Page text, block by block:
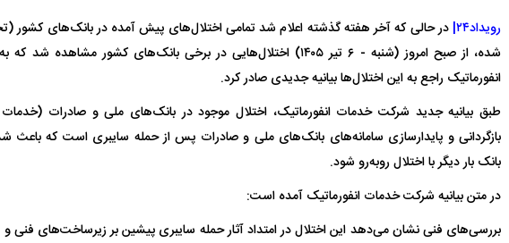
رویداد۲۴|
در حالی که آخر هفته گذشته اعلام شد تمامی اختلال‌های پیش آمده در بانک‌های کشور
شده، از صبح امروز (شنبه - ۶ تیر ۱۴۰۵) اختلال‌هایی در برخی بانک‌های کشور
انفورماتیک راجع به این اختلال‌ها بیانیه جدیدی صادر کرد.
طبق بیانیه جدید شرکت خدمات انفورماتیک، اختلال موجود در بانک‌های ملی و صادرات (خدمات
بازگردانی و پایدارسازی سامانه‌های بانک‌های ملی و صادرات پس از حمله سایبری است که
بانک بار دیگر با اختلال روبه‌رو شود.
در متن بیانیه شرکت خدمات انفورماتیک آمده است:
بررسی‌های فنی نشان می‌دهد این اختلال در امتداد آثار حمله سایبری پیشین بر زیرساخت‌های فنی و
هواپیمای مرموز E-11A BACN چیست؟
فضاپیمای «استارشیپ» ایلان ماسک
چیست؟
حدید ۱۱۰؛
مرگبارتر